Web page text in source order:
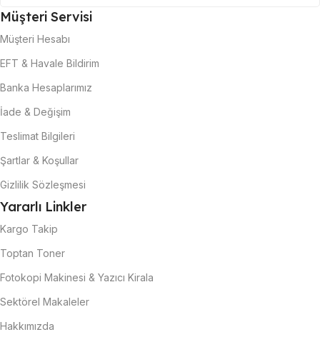
Müşteri Servisi
Müşteri Hesabı
EFT & Havale Bildirim
Banka Hesaplarımız
İade & Değişim
Teslimat Bilgileri
Şartlar & Koşullar
Gizlilik Sözleşmesi
Yararlı Linkler
Kargo Takip
Toptan Toner
Fotokopi Makinesi & Yazıcı Kirala
Sektörel Makaleler
Hakkımızda